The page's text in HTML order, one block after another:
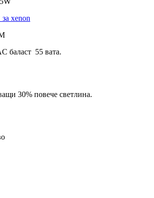
за xenon
баласт 55 вата.
30% повече светлина.